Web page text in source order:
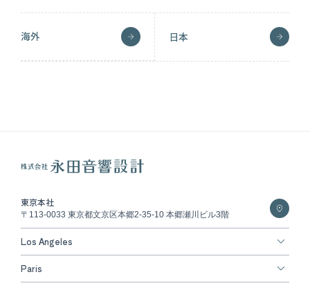
海外 日本
東京本社
〒113-0033 東京都文京区本郷2-35-10 本郷瀬川ビル3階
Los Angeles
Paris